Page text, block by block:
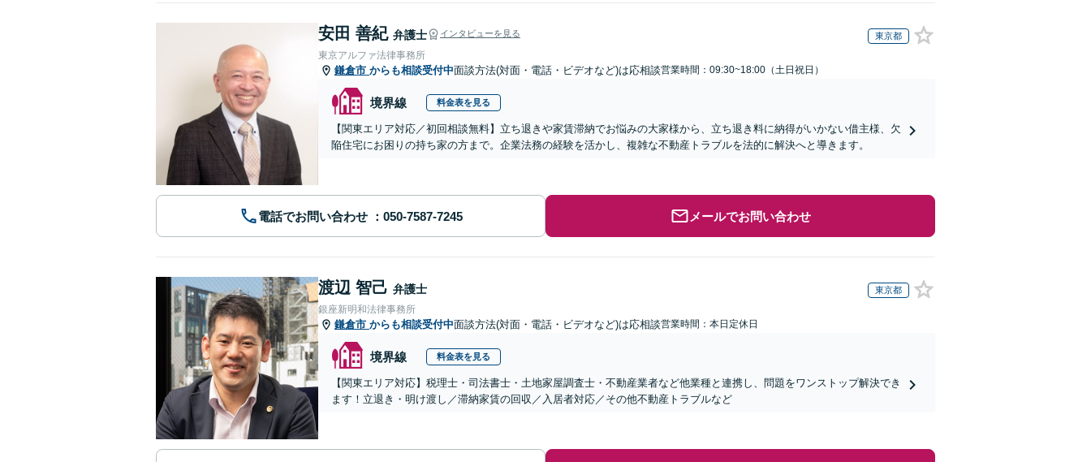
安田 善紀 弁護士 インタビューを見る 東京都
東京アルファ法律事務所
鎌倉市 からも相談受付中面談方法(対面・電話・ビデオなど)は応相談営業時間：09:30~18:00（土日祝日）
境界線 料金表を見る
【関東エリア対応／初回相談無料】立ち退きや家賃滞納でお悩みの大家様から、立ち退き料に納得がいかない借主様、欠
陥住宅にお困りの持ち家の方まで。企業法務の経験を活かし、複雑な不動産トラブルを法的に解決へと導きます。
電話でお問い合わせ メールでお問い合わせ
渡辺 智己 弁護士 東京都
銀座新明和法律事務所
鎌倉市 からも相談受付中面談方法(対面・電話・ビデオなど)は応相談営業時間：本日定休日
境界線 料金表を見る
【関東エリア対応】税理士・司法書士・土地家屋調査士・不動産業者など他業種と連携し、問題をワンストップ解決でき
ます！立退き・明け渡し／滞納家賃の回収／入居者対応／その他不動産トラブルなど